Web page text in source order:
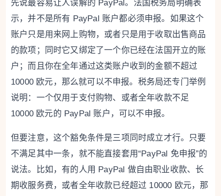
先说最容易让人误解的 PayPal。法国税务局明确表
示，并不是所有 PayPal 账户都必须申报。如果这个
账户只是用来网上购物，或者只是用于收取出售商品
的款项；同时它又绑定了一个你已经在法国开立的账
户；而且你在全年通过这类账户收到的金额不超过
10000 欧元，那么就可以不申报。税务局还专门举例
说明：一个仅用于支付购物、或者全年收款不足
10000 欧元的 PayPal 账户，可以不申报。
但要注意，这个豁免条件是三项同时成立才行。只要
不满足其中一条，就不能直接套用“PayPal 免申报”的
说法。比如，有的人用 PayPal 做自由职业收款、长
期收服务费，或者全年收款已经超过 10000 欧元，那